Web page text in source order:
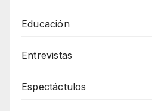
Educación
Entrevistas
Espectáctulos